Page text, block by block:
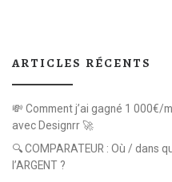
ARTICLES RÉCENTS
💸 Comment j’ai gagné 1 000€/
avec Designrr 🚀
🔍 COMPARATEUR : Où / dans
l’ARGENT ?